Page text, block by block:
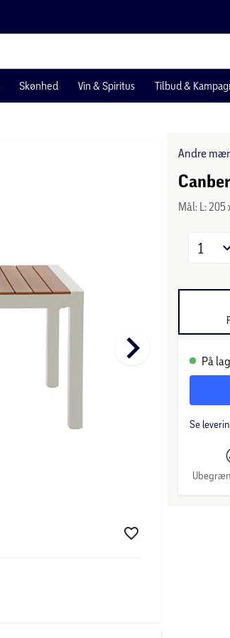
Skønhed Vin & Spiritus Tilbud &
keyboard_arrow_right
Andre
Mål: L:
1
På
Se